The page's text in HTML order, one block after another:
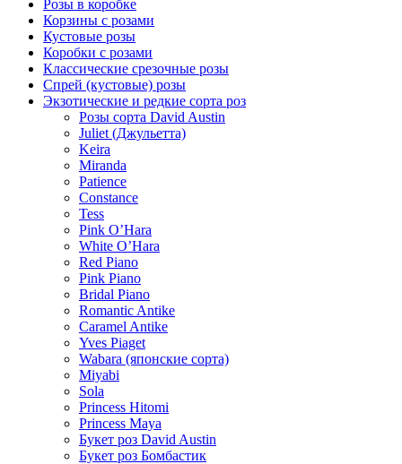
Розы в коробке
Корзины с розами
Кустовые розы
Коробки с розами
Классические срезочные розы
Спрей (кустовые) розы
Экзотические и редкие сорта роз
Розы сорта David Austin
Juliet (Джульетта)
Keira
Miranda
Patience
Constance
Tess
Pink O’Hara
White O’Hara
Red Piano
Pink Piano
Bridal Piano
Romantic Antike
Caramel Antike
Yves Piaget
Wabara (японские сорта)
Miyabi
Sola
Princess Hitomi
Princess Maya
Букет роз David Austin
Букет роз Бомбастик